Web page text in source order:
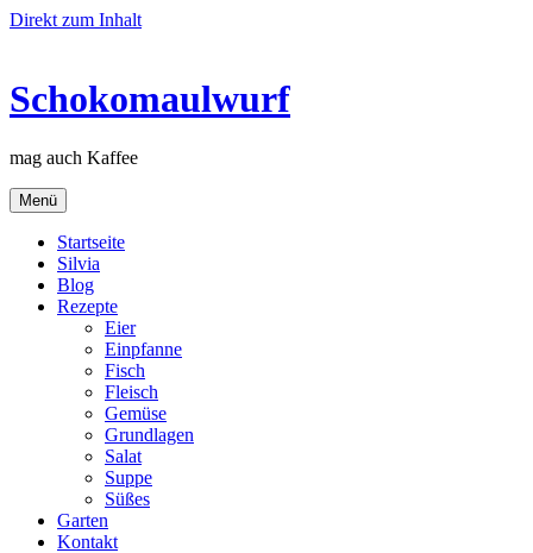
Direkt zum Inhalt
Schokomaulwurf
mag auch Kaffee
Menü
Startseite
Silvia
Blog
Rezepte
Eier
Einpfanne
Fisch
Fleisch
Gemüse
Grundlagen
Salat
Suppe
Süßes
Garten
Kontakt